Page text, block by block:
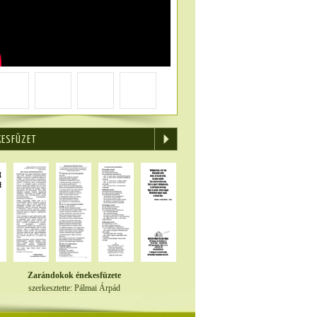
Zarándokok énekesfüzete
szerkesztette: Pálmai Árpád